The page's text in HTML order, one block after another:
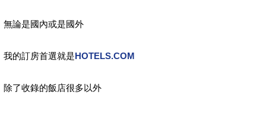
無論是國內或是國外
我的訂房首選就是HOTELS.COM
除了收錄的飯店很多以外